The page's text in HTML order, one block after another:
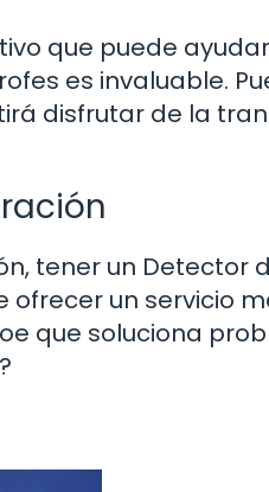
que puede
es invaluable.
disfrutar de la
tener un Detector
ofrecer un servicio
que soluciona